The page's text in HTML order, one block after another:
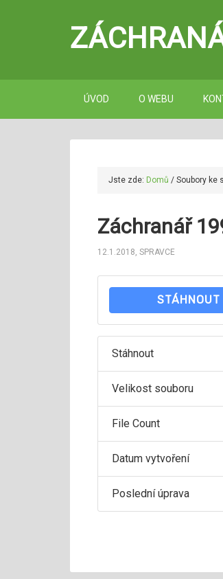
ÚVOD O WEBU
Jste zde: Domů / Soubory ke
Záchranář
12.1.2018, SPRAVCE
STÁHNOUT
Stáhnout
Velikost souboru
File Count
Datum vytvoření
Poslední úprava